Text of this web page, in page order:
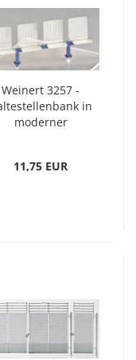
Weinert 3257 -
in
moderner
11,75 EUR